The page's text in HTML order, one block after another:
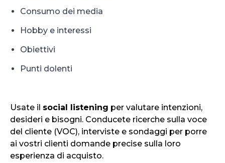
Consumo dei media
Hobby e interessi
Obiettivi
Punti dolenti
Usate il social listening per valutare intenzioni,
desideri e bisogni. Conducete ricerche sulla voce
del cliente (VOC), interviste e sondaggi per porre
ai vostri clienti domande precise sulla loro
esperienza di acquisto.